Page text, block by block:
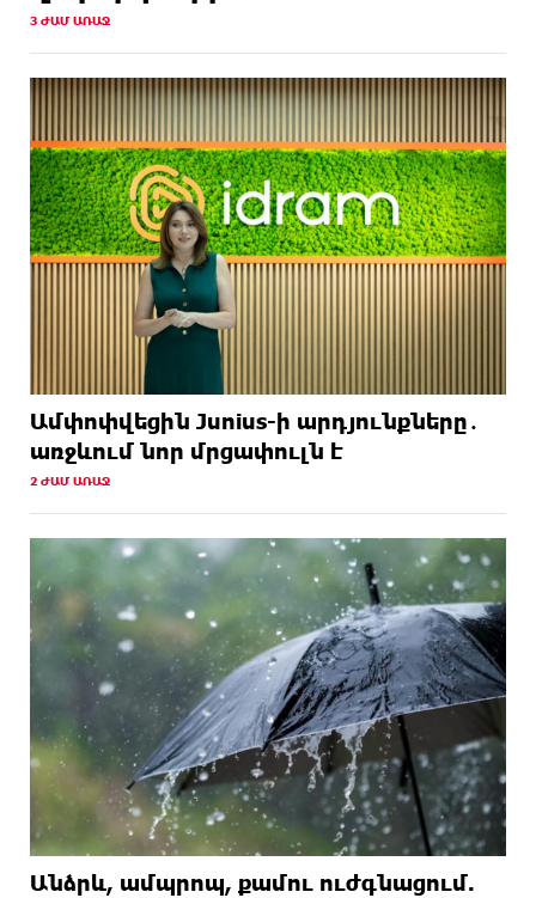
3 ԺԱՄ ԱՌԱՋ
Ամփոփվեցին Junius-ի արդյունքները․
առջևում նոր մրցափուլն է
2 ԺԱՄ ԱՌԱՋ
Անձրև, ամպրոպ, քամու ուժգնացում.